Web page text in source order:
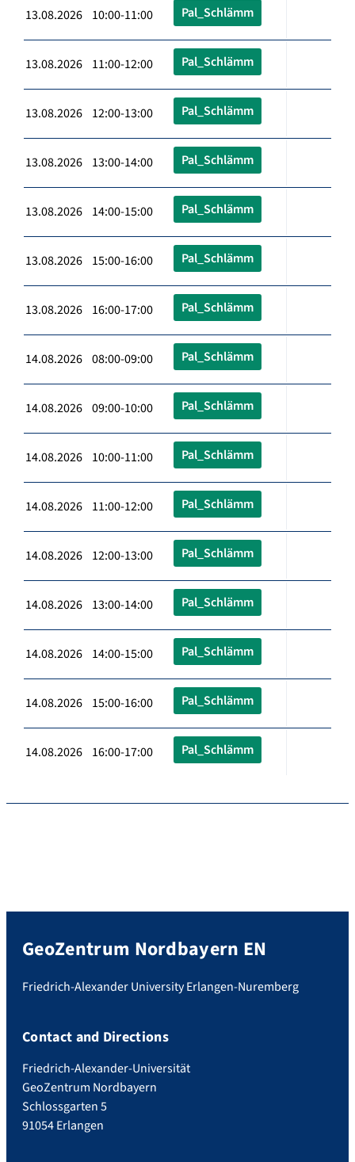
13.08.2026 10:00-11:00 Pal_Schlämm
13.08.2026 11:00-12:00 Pal_Schlämm
13.08.2026 12:00-13:00 Pal_Schlämm
13.08.2026 13:00-14:00 Pal_Schlämm
13.08.2026 14:00-15:00 Pal_Schlämm
13.08.2026 15:00-16:00 Pal_Schlämm
13.08.2026 16:00-17:00 Pal_Schlämm
14.08.2026 08:00-09:00 Pal_Schlämm
14.08.2026 09:00-10:00 Pal_Schlämm
14.08.2026 10:00-11:00 Pal_Schlämm
14.08.2026 11:00-12:00 Pal_Schlämm
14.08.2026 12:00-13:00 Pal_Schlämm
14.08.2026 13:00-14:00 Pal_Schlämm
14.08.2026 14:00-15:00 Pal_Schlämm
14.08.2026 15:00-16:00 Pal_Schlämm
14.08.2026 16:00-17:00 Pal_Schlämm
GeoZentrum Nordbayern EN
Friedrich-Alexander University Erlangen-Nuremberg
Contact and Directions
Friedrich-Alexander-Universität
GeoZentrum Nordbayern
Schlossgarten 5
91054 Erlangen